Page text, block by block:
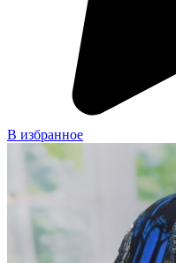
В избранное